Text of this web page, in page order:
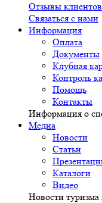
Отзывы клиентов
Связаться с нами
Информация
Оплата
Документы
Клубная
Контроль
Помощь
Контакты
Информация о
Медиа
Новости
Статьи
Каталоги
Видео
Новости